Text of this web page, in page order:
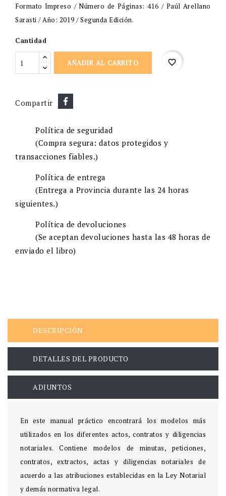
Formato Impreso / Número de Páginas: 416 / Paúl Arellano
Sarasti / Año: 2019 / Segunda Edición.
Cantidad
AÑADIR AL CARRITO favorite_border
Compartir
Política de seguridad
(Compra segura: datos protegidos y
transacciones fiables.)
Política de entrega
(Entrega a Provincia durante las 24 horas
siguientes.)
Política de devoluciones
(Se aceptan devoluciones hasta las 48 horas de
enviado el libro)
DESCRIPCIÓN
DETALLES DEL PRODUCTO
ADJUNTOS
En este manual práctico encontrará los modelos más
utilizados en los diferentes actos, contratos y diligencias
notariales. Contiene modelos de minutas, peticiones,
contratos, extractos, actas y diligencias notariales de
acuerdo a las atribuciones establecidas en la Ley Notarial
y demás normativa legal.